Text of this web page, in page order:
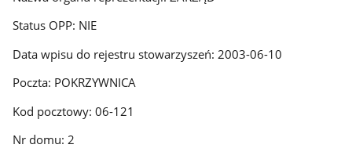
Status OPP: NIE
Data wpisu do rejestru stowarzyszeń: 2003-06-10
Poczta: POKRZYWNICA
Kod pocztowy: 06-121
Nr domu: 2